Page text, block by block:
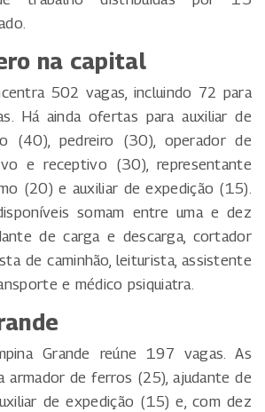
na capital
502 vagas, incluindo 72 para
Há ainda ofertas para auxiliar de
(40), pedreiro (30), operador de
e receptivo (30), representante
(20) e auxiliar de expedição (15).
somam entre uma e dez
de carga e descarga, cortador
de caminhão, leiturista, assistente
e médico psiquiatra.
Grande reúne 197 vagas. As
armador de ferros (25), ajudante de
de expedição (15) e, com dez